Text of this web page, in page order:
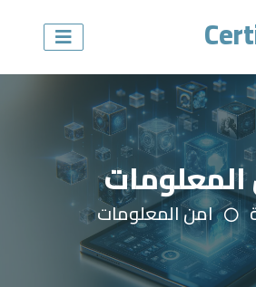
امن المعلومات